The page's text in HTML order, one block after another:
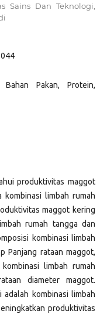
Sains Dan Teknologi,
Bahan Pakan, Protein,
produktivitas maggot
kombinasi limbah rumah
maggot kering
rumah tangga dan
kombinasi limbah
Panjang rataan maggot,
limbah rumah
diameter maggot.
kombinasi limbah
produktivitas